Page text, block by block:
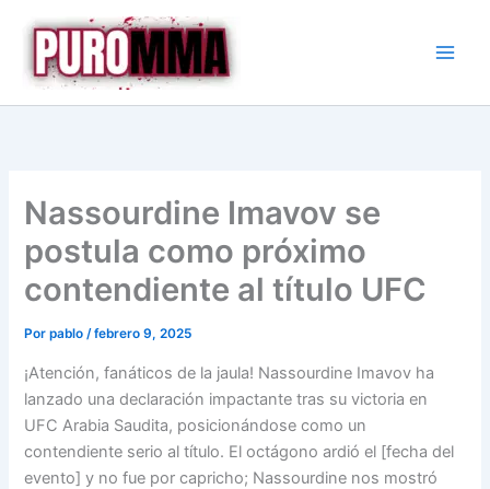
contenido
Nassourdine Imavov se
postula como próximo
contendiente al título UFC
Porpablo/febrero 9, 2025
¡Atención, fanáticos de la jaula! Nassourdine Imavov ha
lanzado una declaración impactante tras su victoria en
UFC Arabia Saudita, posicionándose como un
contendiente serio al título. El octágono ardió el [fecha del
evento] y no fue por capricho; Nassourdine nos mostró